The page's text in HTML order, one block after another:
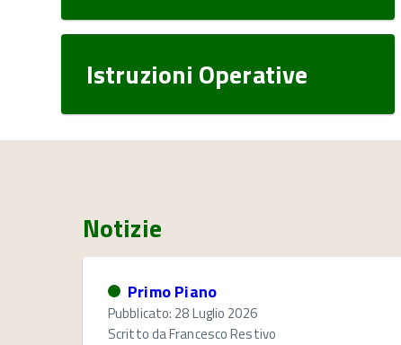
Istruzioni Operative
Notizie
Primo Piano
Pubblicato: 28 Luglio 2026
Scritto daFrancesco Restivo